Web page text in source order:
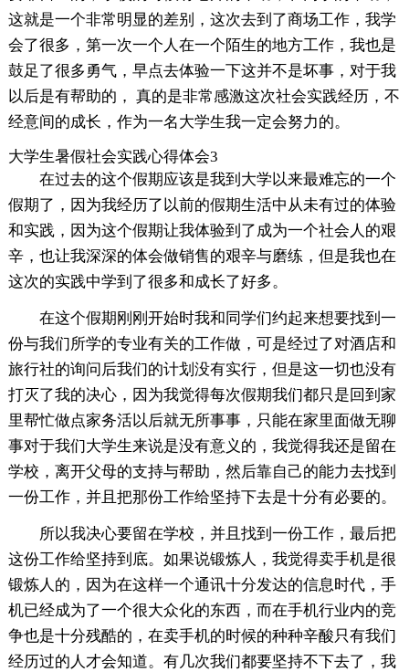
这就是一个非常明显的差别，这次去到了商场工作，我学
会了很多，第一次一个人在一个陌生的地方工作，我也是
鼓足了很多勇气，早点去体验一下这并不是坏事，对于我
以后是有帮助的， 真的是非常感激这次社会实践经历，不
经意间的成长，作为一名大学生我一定会努力的。
大学生暑假社会实践心得体会3
在过去的这个假期应该是我到大学以来最难忘的一个
假期了，因为我经历了以前的假期生活中从未有过的体验
和实践，因为这个假期让我体验到了成为一个社会人的艰
辛，也让我深深的体会做销售的艰辛与磨练，但是我也在
这次的实践中学到了很多和成长了好多。
在这个假期刚刚开始时我和同学们约起来想要找到一
份与我们所学的专业有关的工作做，可是经过了对酒店和
旅行社的询问后我们的计划没有实行，但是这一切也没有
打灭了我的决心，因为我觉得每次假期我们都只是回到家
里帮忙做点家务活以后就无所事事，只能在家里面做无聊
事对于我们大学生来说是没有意义的，我觉得我还是留在
学校，离开父母的支持与帮助，然后靠自己的能力去找到
一份工作，并且把那份工作给坚持下去是十分有必要的。
所以我决心要留在学校，并且找到一份工作，最后把
这份工作给坚持到底。如果说锻炼人，我觉得卖手机是很
锻炼人的，因为在这样一个通讯十分发达的信息时代，手
机已经成为了一个很大众化的东西，而在手机行业内的竞
争也是十分残酷的，在卖手机的时候的种种辛酸只有我们
经历过的人才会知道。有几次我们都要坚持不下去了，我